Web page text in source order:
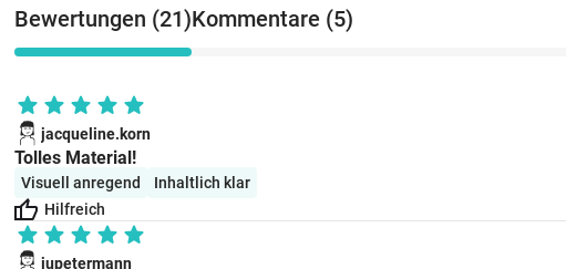
Bewertungen (21)Kommentare (5)
jacqueline.korn
Tolles Material!
Visuell anregend
Inhaltlich klar
Hilfreich
jupetermann